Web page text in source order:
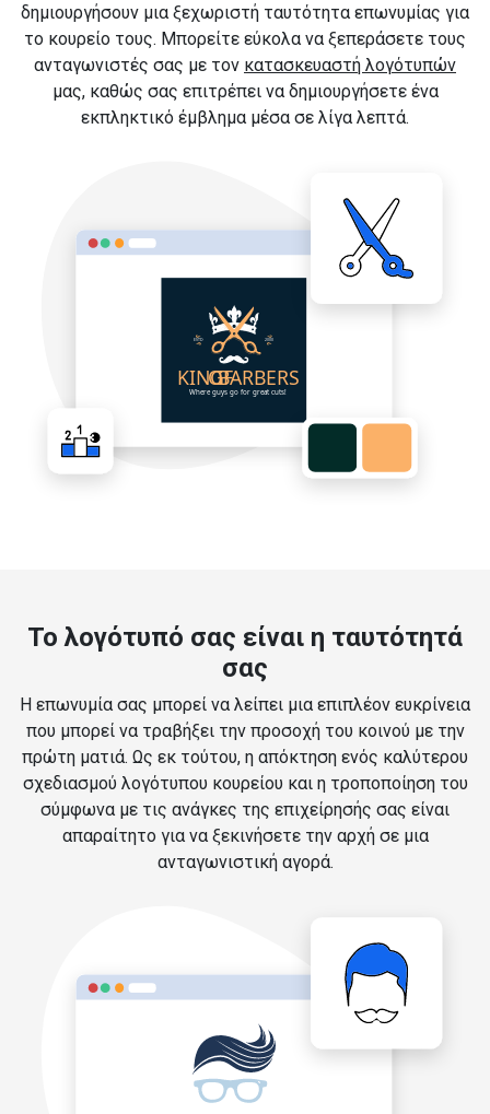
δημιουργήσουν μια ξεχωριστή ταυτότητα επωνυμίας για
το κουρείο τους. Μπορείτε εύκολα να ξεπεράσετε τους
ανταγωνιστές σας με τον κατασκευαστή λογότυπών
μας, καθώς σας επιτρέπει να δημιουργήσετε ένα
εκπληκτικό έμβλημα μέσα σε λίγα λεπτά.
Το λογότυπό σας είναι η ταυτότητά
σας
Η επωνυμία σας μπορεί να λείπει μια επιπλέον ευκρίνεια
που μπορεί να τραβήξει την προσοχή του κοινού με την
πρώτη ματιά. Ως εκ τούτου, η απόκτηση ενός καλύτερου
σχεδιασμού λογότυπου κουρείου και η τροποποίηση του
σύμφωνα με τις ανάγκες της επιχείρησής σας είναι
απαραίτητο για να ξεκινήσετε την αρχή σε μια
ανταγωνιστική αγορά.